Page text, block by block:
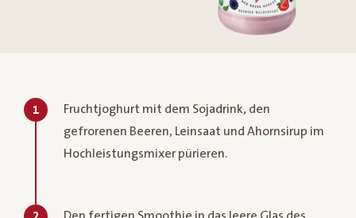
1
Fruchtjoghurt mit dem Sojadrink, den
gefrorenen Beeren, Leinsaat und Ahornsirup im
Hochleistungsmixer pürieren.